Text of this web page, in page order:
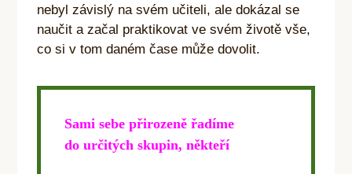
nebyl závislý na svém učiteli, ale dokázal se
naučit a začal praktikovat ve svém životě vše,
co si v tom daném čase může dovolit.
Sami sebe přirozeně řadíme
do určitých skupin,někteří